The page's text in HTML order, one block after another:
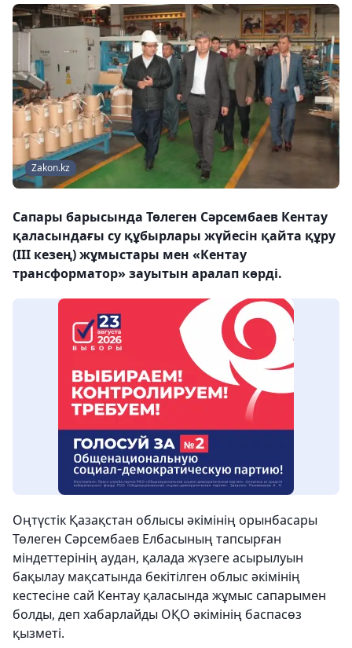
Zakon.kz
Сапары барысында Төлеген Сәрсембаев Кентау
қаласындағы су құбырлары жүйесін қайта құру
(ІІІ кезең) жұмыстары мен «Кентау
трансформатор» зауытын аралап көрді.
Оңтүстік Қазақстан облысы әкімінің орынбасары
Төлеген Сәрсембаев Елбасының тапсырған
міндеттерінің аудан, қалада жүзеге асырылуын
бақылау мақсатында бекітілген облыс әкімінің
кестесіне сай Кентау қаласында жұмыс сапарымен
болды, деп хабарлайды ОҚО әкімінің баспасөз
қызметі.